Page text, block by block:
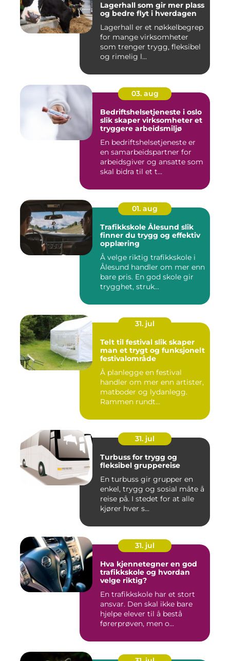
Lagerhall som gir mer plass
og bedre flyt i hverdagen
Lagerhall er et nøkkelbegrep
for mange virksomheter
som trenger trygg, fleksibel
og rimelig l...
03. aug
Bedriftshelsetjeneste i oslo
slik skaper virksomheter et
tryggere arbeidsmiljø
En bedriftshelsetjeneste er
en samarbeidspartner for
arbeidsgiver og ansatte som
skal bidra til et t...
01. aug
Trafikkskole Ålesund slik
finner du trygg og effektiv
opplæring
Å velge riktig trafikkskole i
Ålesund handler om mer enn
bare pris. En god skole gir
trygghet, struk...
31. jul
Telt til festival slik skaper
man et trygt og funksjonelt
festivalområde
Å planlegge en festival
handler om mer enn artister,
matboder og lydanlegg.
Rammen rundt
31. jul
Turbuss for trygg og
fleksibel gruppereise
En turbuss gir grupper en
enkel, trygg og sosial måte å
reise på. I stedet for at alle
kjører hver s...
31. jul
Hva kjennetegner en god
trafikkskole og hvordan
velge riktig?
En trafikkskole har et stort
ansvar. Den skal ikke bare
hjelpe elever til å bestå
førerprøven, men o...